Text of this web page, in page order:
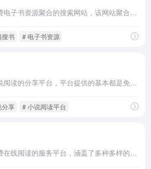
搜书 # 电子书资源
分享 # 小说阅读平台